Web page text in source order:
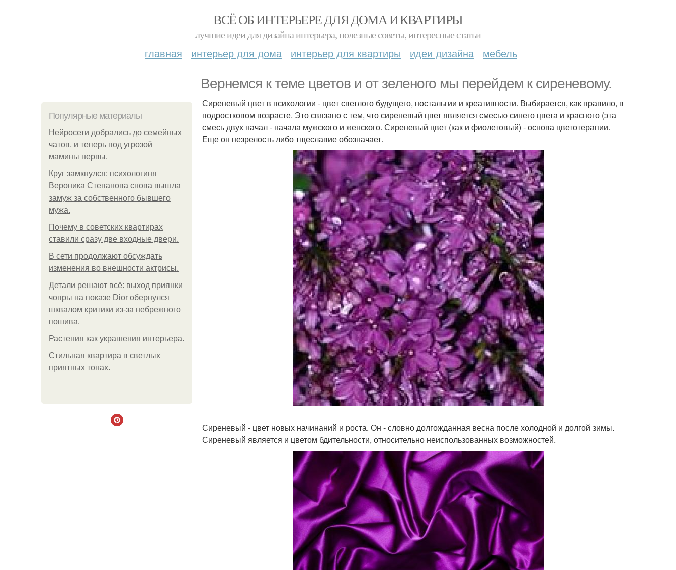
ВСЁ ОБ ИНТЕРЬЕРЕ ДЛЯ ДОМА И КВАРТИРЫ
лучшие идеи для дизайна интерьера, полезные советы, интересные статьи
главная интерьер для дома интерьер для квартиры идеи дизайна мебель
Вернемся к теме цветов и от зеленого мы перейдем к сиреневому.
Популярные материалы
Нейросети добрались до семейных
чатов, и теперь под угрозой
мамины нервы.
Круг замкнулся: психологиня
Вероника Степанова снова вышла
замуж за собственного бывшего
мужа.
Почему в советских квартирах
ставили сразу две входные двери.
В сети продолжают обсуждать
изменения во внешности актрисы.
Детали решают всё: выход приянки
чопры на показе Dior обернулся
шквалом критики из-за небрежного
пошива.
Растения как украшения интерьера.
Стильная квартира в светлых
приятных тонах.
Сиреневый цвет в психологии - цвет светлого будущего, ностальгии и креативности. Выбирается, как правило, в
подростковом возрасте. Это связано с тем, что сиреневый цвет является смесью синего цвета и красного (эта
смесь двух начал - начала мужского и женского. Сиреневый цвет (как и фиолетовый) - основа цветотерапии.
Еще он незрелость либо тщеславие обозначает.
Сиреневый - цвет новых начинаний и роста. Он - словно долгожданная весна после холодной и долгой зимы.
Сиреневый является и цветом бдительности, относительно неиспользованных возможностей.